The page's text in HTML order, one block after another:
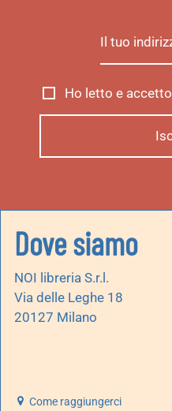
Ho letto e accetto
Dove siamo
NOI libreria S.r.l.
Via delle Leghe 18
20127 Milano
Come raggiungerci